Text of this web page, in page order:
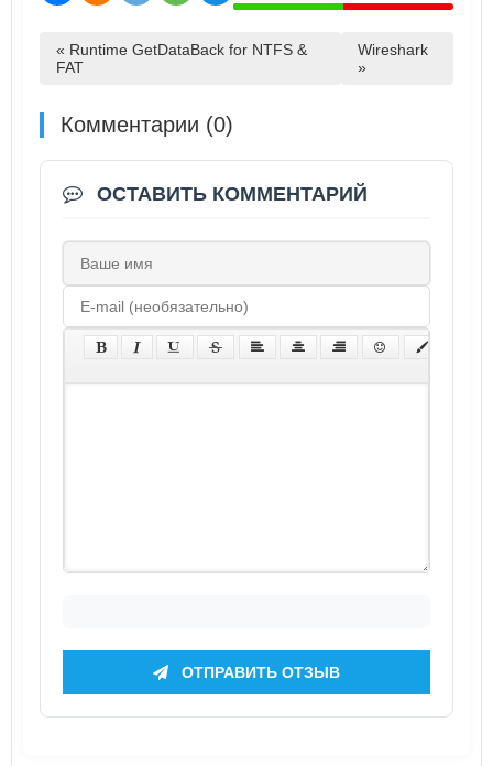
« Runtime GetDataBack for NTFS &
FAT
Wireshark
»
Комментарии (0)
ОСТАВИТЬ КОММЕНТАРИЙ
ОТПРАВИТЬ ОТЗЫВ